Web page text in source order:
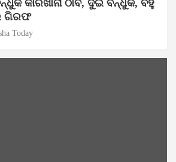
କାରଖାନା ଠାବ, ଦୁଇ ବନ୍ଧୁକ, ବହୁ
ଗିରଫ
Today